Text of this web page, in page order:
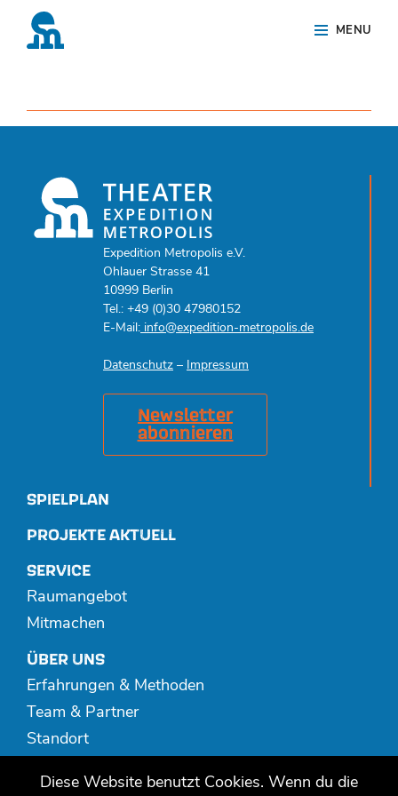
MENU
Overlay
Expedition Metropolis e.V.
Ohlauer Strasse 41
10999 Berlin
Tel.: +49 (0)30 47980152
E-Mail: info@expedition-metropolis.de
Datenschutz – Impressum
Newsletter
abonnieren
SPIELPLAN
PROJEKTE AKTUELL
SERVICE
Raumangebot
Mitmachen
ÜBER UNS
Erfahrungen & Methoden
Team & Partner
Standort
Diese Website benutzt Cookies. Wenn du die